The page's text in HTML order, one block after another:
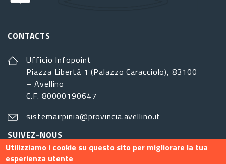
CONTACTS
Ufficio Infopoint
Piazza Libertá 1 (Palazzo Caracciolo), 83100
– Avellino
C.F. 80000190647
sistemairpinia@provincia.avellino.it
SUIVEZ-NOUS
Utilizziamo i cookie su questo sito per migliorare la tua
esperienza utente